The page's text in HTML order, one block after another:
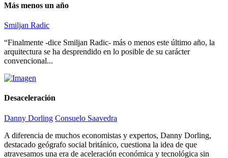
Más menos un año
Smiljan Radic
“Finalmente -dice Smiljan Radic- más o menos este último año, la
arquitectura se ha desprendido en lo posible de su carácter
convencional...
Desaceleración
Danny Dorling Consuelo Saavedra
A diferencia de muchos economistas y expertos, Danny Dorling,
destacado geógrafo social británico, cuestiona la idea de que
atravesamos una era de aceleración económica y tecnológica sin